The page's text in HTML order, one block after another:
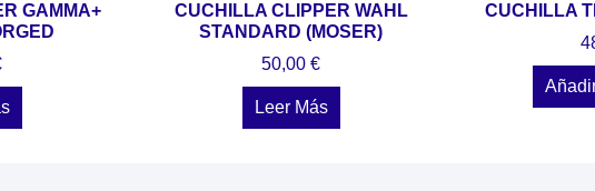
GAMMA+
CUCHILLA CLIPPER WAHL
STANDARD (MOSER)
50,00€
Leer Más
CUCHILLA